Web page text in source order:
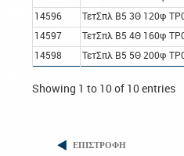
14596
ΤετΣπλ B5 3Θ 120φ
14597
ΤετΣπλ B5 4Θ 160φ
14598
ΤετΣπλ B5 5Θ 200φ
Showing 1 to 10 of 10 entries
ΕΠΙΣΤΡΟΦΗ